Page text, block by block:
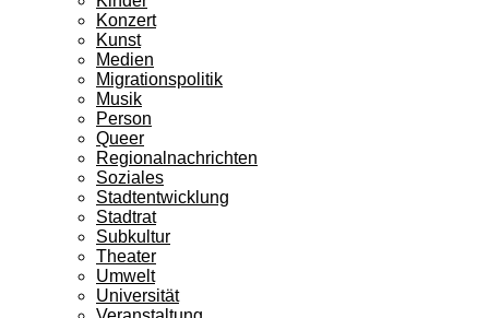
Konzert
Kunst
Medien
Migrationspolitik
Musik
Person
Queer
Regionalnachrichten
Soziales
Stadtentwicklung
Stadtrat
Subkultur
Theater
Umwelt
Universität